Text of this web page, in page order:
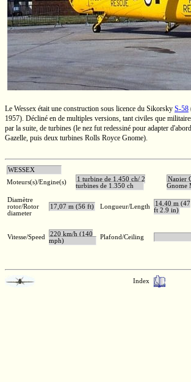
Le Wessex était une construction sous licence du Sikorsky S-58
1957). Décliné en de multiples versions, tant civiles que
par la suite, de turbines (le nez fut redessiné pour adapter
Gazelle, puis deux turbines Rolls Royce Gnome).
WESSEX
Moteurs(s)/Engine(s)
1 turbine de 1.450 ch/ 2
turbines de 1.350 ch
Napier
Gnome
Diamètre
rotor/Rotor
diameter
17,07 m (56 ft) Longueur/Length
14,40 m (47
ft 2.9 in)
Vitesse/Speed
220 km/h (140
mph)
Plafond/Ceiling
Index